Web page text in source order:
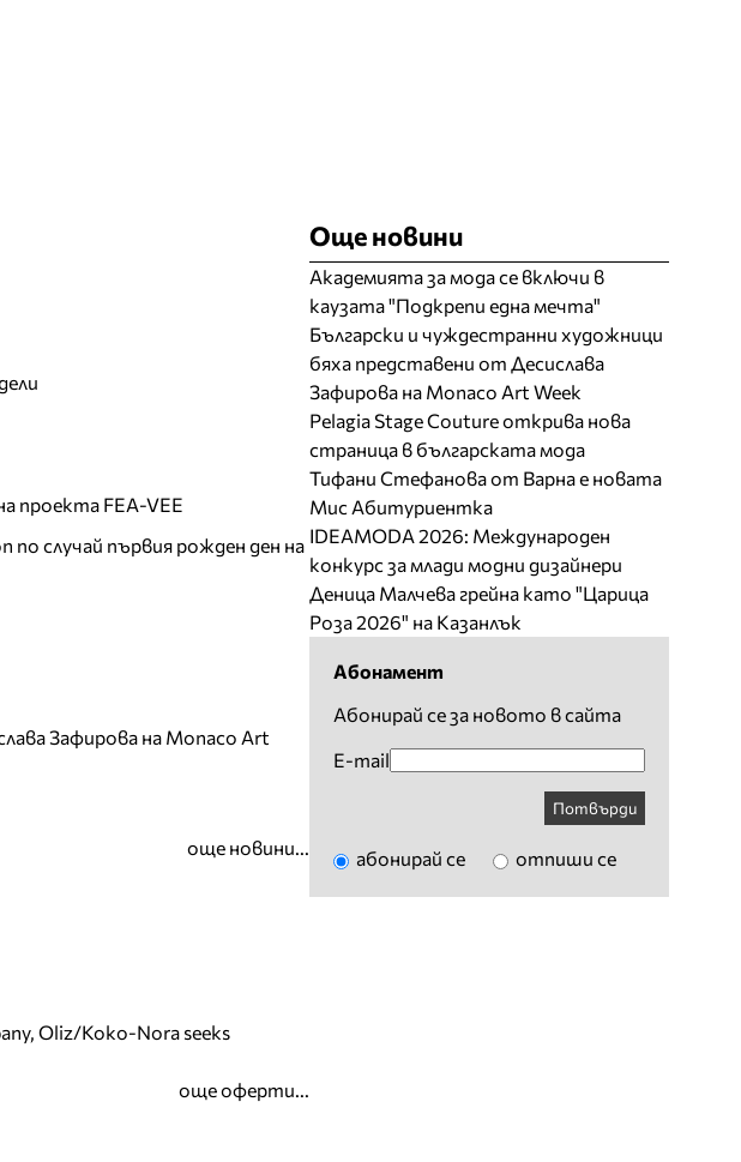
проекта FEA-VEE
по случай първия рожден ден на
Зафирова на Monaco Art
още новини...
Oliz/Koko-Nora seeks
още оферти...
Още новини
Академията за мода се включи в
каузата "Подкрепи една мечта"
Български и чуждестранни художници
бяха представени от Десислава
Зафирова на Monaco Art Week
Pelagia Stage Couture открива нова
страница в българската мода
Тифани Стефанова от Варна е новата
Мис Абитуриентка
IDEAMODA 2026: Международен
конкурс за млади модни дизайнери
Деница Малчева грейна като "Царица
Роза 2026" на Казанлък
Абонамент
Абонирай се за новото в сайта
E-mail
Потвърди
абонирай се отпиши се